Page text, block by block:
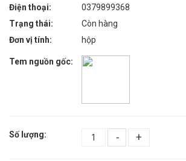
Điện thoại:
0379899368
Trạng thái:
Còn hàng
Đơn vị tính:
hộp
Tem nguồn gốc:
Số lượng: - +